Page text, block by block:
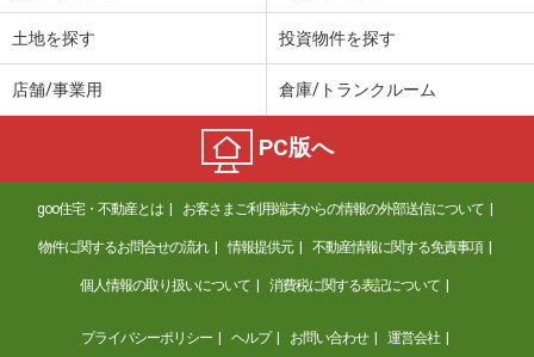
土地を探す 投資物件を探す
店舗/事業用 倉庫/トランクルーム
PC版へ
goo住宅・不動産とは お客さまご利用端末からの情報の外部送信について
物件に関するお問合せの流れ 情報提供元 不動産情報に関する免責事項
個人情報の取り扱いについて 消費税に関する表記について
プライバシーポリシー ヘルプ お問い合わせ 運営会社